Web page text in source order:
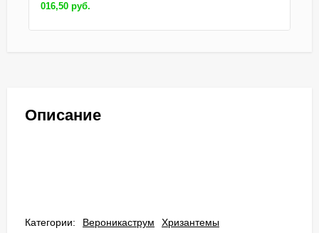
016,50 руб.
Описание
Категории: Вероникаструм
Хризантемы